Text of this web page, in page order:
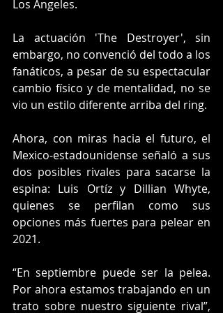
Los Ángeles.
La actuación 'The Destroyer', sin
embargo, no convenció del todo a los
fanáticos, a pesar de su espectacular
cambio físico y de mentalidad, no se
vio un estilo diferente arriba del ring.
Ahora, con miras hacia el futuro, el
Mexico-estadounidense señaló a sus
dos posibles rivales para sacarse la
espina: Luis Ortíz y Dillian Whyte,
quienes se perfilan como sus
opciones más fuertes para pelear en
2021.
“En septiembre puede ser la pelea.
Por ahora estamos trabajando en un
trato sobre nuestro siguiente rival”,